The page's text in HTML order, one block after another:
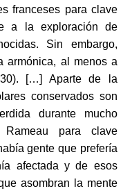
franceses para clave
a la exploración de
Sin embargo,
armónica, al menos a
[…] Aparte de la
conservados son
durante mucho
para clave
gente que prefería
afectada y de esos
asombran la mente